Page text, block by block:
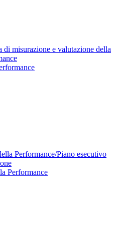
di misurazione e valutazione della
Performance/Piano esecutivo
Performance